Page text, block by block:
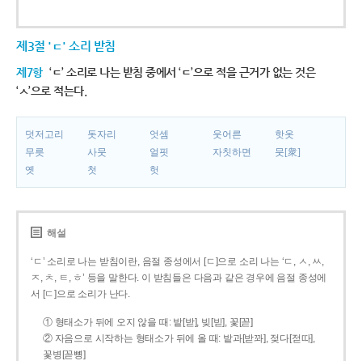
제3절 'ㄷ' 소리 받침
제7항 ‘ㄷ’ 소리로 나는 받침 중에서 ‘ㄷ’으로 적을 근거가 없는 것은
‘ㅅ’으로 적는다.
덧저고리 돗자리 엇셈 웃어른
핫옷
무릇
사뭇 얼핏 자칫하면
뭇[衆]
옛
첫 헛
해설
‘ㄷ’ 소리로 나는 받침이란, 음절 종성에서 [ㄷ]으로 소리 나는 ‘ㄷ, ㅅ, ㅆ,
ㅈ, ㅊ, ㅌ, ㅎ’ 등을 말한다. 이 받침들은 다음과 같은 경우에 음절 종성에
서 [ㄷ]으로 소리가 난다.
① 형태소가 뒤에 오지 않을 때: 밭[받], 빚[빋], 꽃[꼳]
② 자음으로 시작하는 형태소가 뒤에 올 때: 밭과[받꽈], 젖다[젇따],
꽃병[꼳뼝]